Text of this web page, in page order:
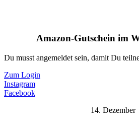
Amazon-Gutschein im
Du musst angemeldet sein, damit Du
Zum Login
Instagram
Facebook
14. Dezember